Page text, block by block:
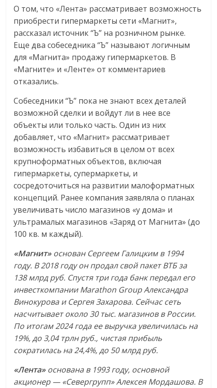
О том, что «Лента» рассматривает возможность
приобрести гипермаркеты сети «Магнит»,
рассказал источник “Ъ” на розничном рынке.
Еще два собеседника “Ъ” называют логичным
для «Магнита» продажу гипермаркетов. В
«Магните» и «Ленте» от комментариев
отказались.
Собеседники “Ъ” пока не знают всех деталей
возможной сделки и войдут ли в нее все
объекты или только часть. Один из них
добавляет, что «Магнит» рассматривает
возможность избавиться в целом от всех
крупноформатных объектов, включая
гипермаркеты, супермаркеты, и
сосредоточиться на развитии малоформатных
концепций. Ранее компания заявляла о планах
увеличивать число магазинов «у дома» и
ультрамалых магазинов «Заряд от Магнита» (до
100 кв. м каждый).
«Магнит»основан Сергеем Галицким в 1994
году. В 2018 году он продал свой пакет ВТБ за
138 млрд руб. Спустя три года банк передал его
инвесткомпании Marathon Group Александра
Винокурова и Сергея Захарова. Сейчас сеть
насчитывает около 30 тыс. магазинов в России.
По итогам 2024 года ее выручка увеличилась на
19%, до 3,04 трлн руб., чистая прибыль
сократилась на 24,4%, до 50 млрд руб.
«Лента»основана в 1993 году, основной
акционер — «Севергрупп» Алексея Мордашова. В